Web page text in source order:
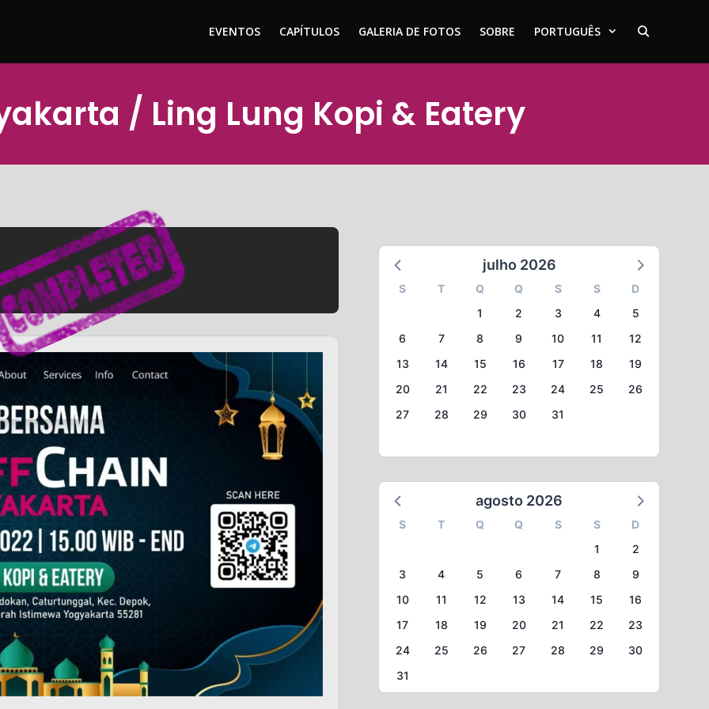
EVENTOS CAPÍTULOS GALERIA DE FOTOS SOBRE PORTUGUÊS
/ Ling Lung Kopi & Eatery
julho 2026
S T Q Q S S
D
1
2 3 4
5
6
7 8 9 10 11
12
13
14 15 16 17 18
19
20
21 22 23 24 25
26
27
28 29 30 31
agosto 2026
S T Q Q S S
D
1
2
3
4 5 6 7 8
9
10
11 12 13 14 15
16
17
18 19 20 21 22
23
24
25 26 27 28 29
30
31